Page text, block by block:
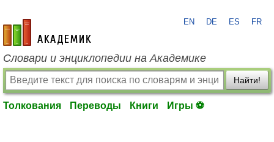
academic.ru
EN DE ES FR
Словари и энциклопедии на Академике
Найти!
Толкования Переводы Книги Игры ⚽